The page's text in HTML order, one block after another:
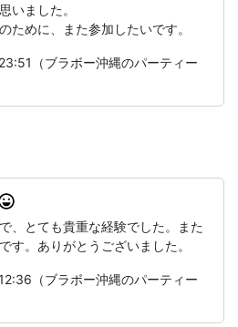
いました。
ために、また参加したいです。
（ブラボー沖縄のパーティー
、とても貴重な経験でした。また
す。ありがとうございました。
（ブラボー沖縄のパーティー